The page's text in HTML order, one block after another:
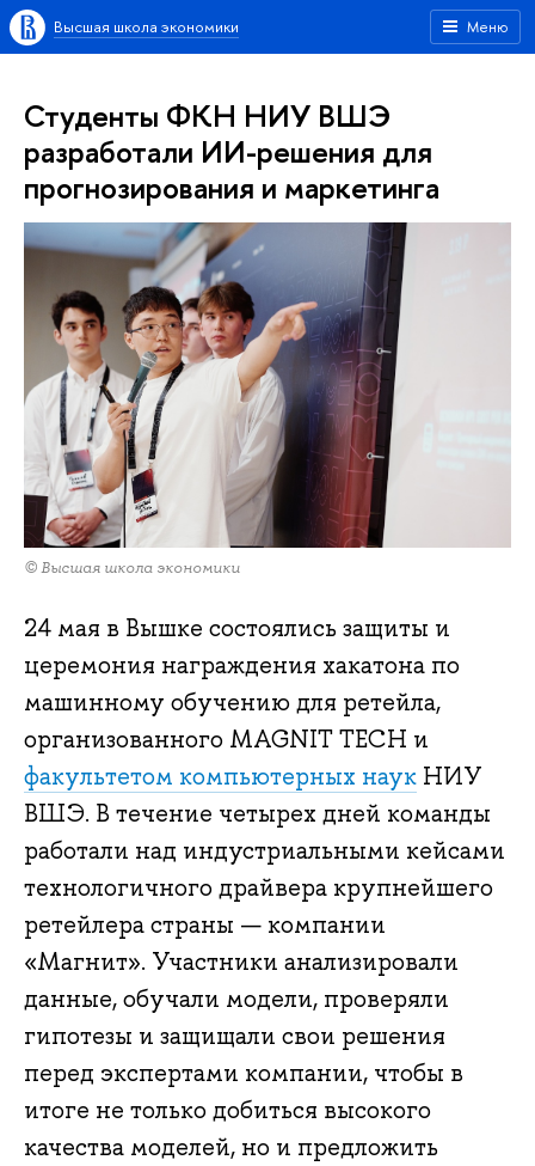
Меню
Высшая школа экономики
Студенты ФКН НИУ ВШЭ
разработали ИИ-решения для
прогнозирования и маркетинга
© Высшая школа экономики
24 мая в Вышке состоялись защиты и
церемония награждения хакатона по
машинному обучению для ретейла,
организованного MAGNIT TECH и
факультетом компьютерных наук НИУ
ВШЭ. В течение четырех дней команды
работали над индустриальными кейсами
технологичного драйвера крупнейшего
ретейлера страны — компании
«Магнит». Участники анализировали
данные, обучали модели, проверяли
гипотезы и защищали свои решения
перед экспертами компании, чтобы в
итоге не только добиться высокого
качества моделей, но и предложить